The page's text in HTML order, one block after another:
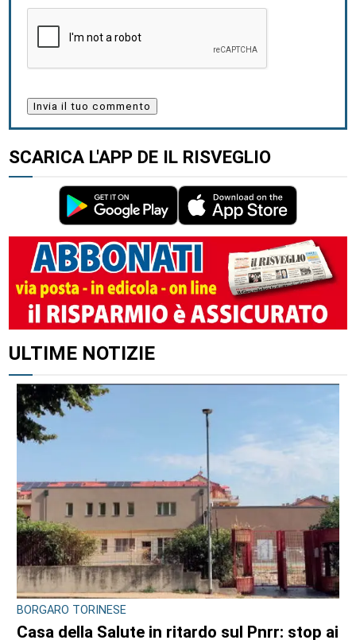
SCARICA L'APP DE IL RISVEGLIO
ALTRI ARTICOLI DI QUESTO AUTORE
CONSIGLIO REGIONALE